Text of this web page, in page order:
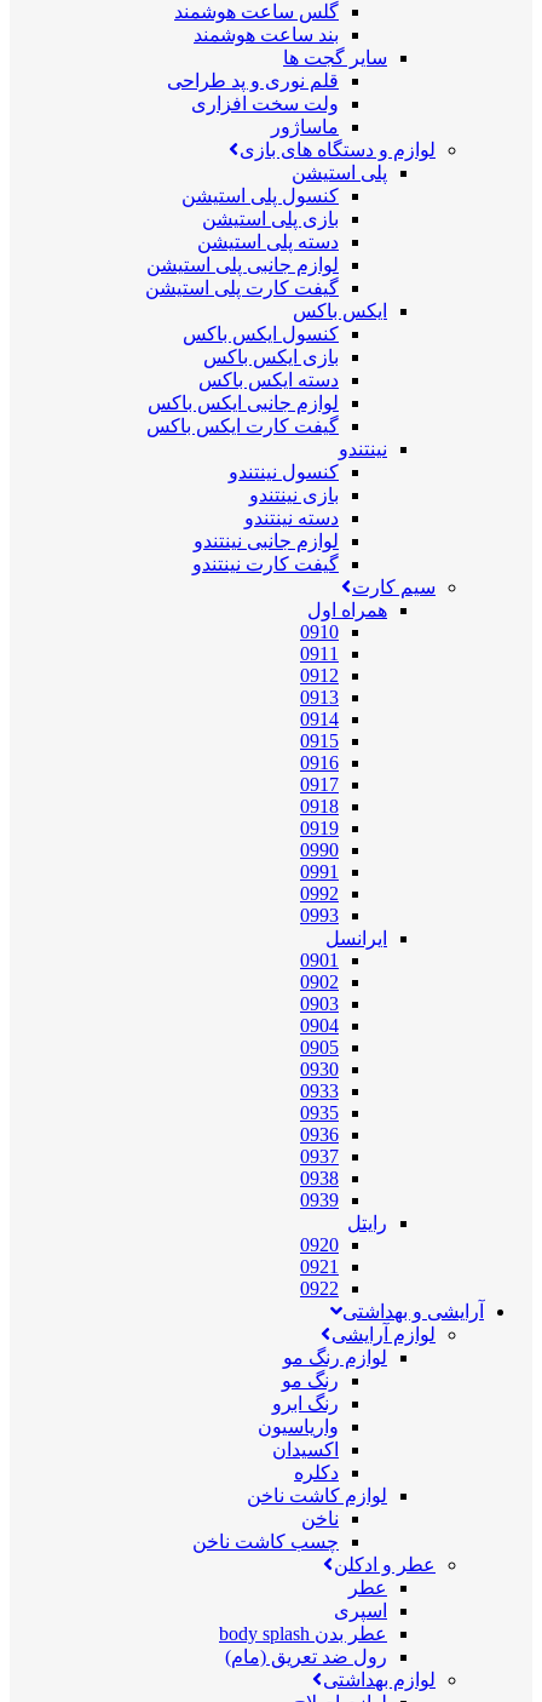
گلس ساعت هوشمند
بند ساعت هوشمند
سایر گجت ها
قلم نوری و پد طراحی
ولت سخت افزاری
ماساژور
لوازم و دستگاه های بازی
پلی استیشن
کنسول پلی استیشن
بازی پلی استیشن
دسته پلی استیشن
لوازم جانبی پلی استیشن
گیفت کارت پلی استیشن
ایکس باکس
کنسول ایکس باکس
بازی ایکس باکس
دسته ایکس باکس
لوازم جانبی ایکس باکس
گیفت کارت ایکس باکس
نینتندو
کنسول نینتندو
بازی نینتندو
دسته نینتندو
لوازم جانبی نینتندو
گیفت کارت نینتندو
سیم کارت
همراه اول
0910
0911
0912
0913
0914
0915
0916
0917
0918
0919
0990
0991
0992
0993
ایرانسل
0901
0902
0903
0904
0905
0930
0933
0935
0936
0937
0938
0939
رایتل
0920
0921
0922
آرایشی و بهداشتی
لوازم آرایشی
لوازم رنگ مو
رنگ مو
رنگ ابرو
واریاسیون
اکسیدان
دکلره
لوازم کاشت ناخن
ناخن
چسب کاشت ناخن
عطر و ادکلن
عطر
اسپری
عطر بدن body splash
رول ضد تعریق (مام)
لوازم بهداشتی